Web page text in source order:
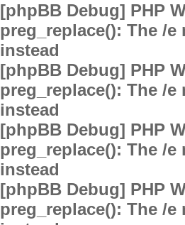
[phpBB Debug] PHP
preg_replace(): The /
instead
[phpBB Debug] PHP
preg_replace(): The /
instead
[phpBB Debug] PHP
preg_replace(): The /
instead
[phpBB Debug] PHP
preg_replace(): The /